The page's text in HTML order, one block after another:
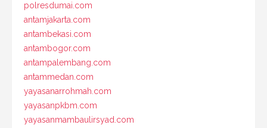
polresdumai.com
antamjakarta.com
antambekasi.com
antambogor.com
antampalembang.com
antammedan.com
yayasanarrohmah.com
yayasanpkbm.com
yayasanmambaulirsyad.com